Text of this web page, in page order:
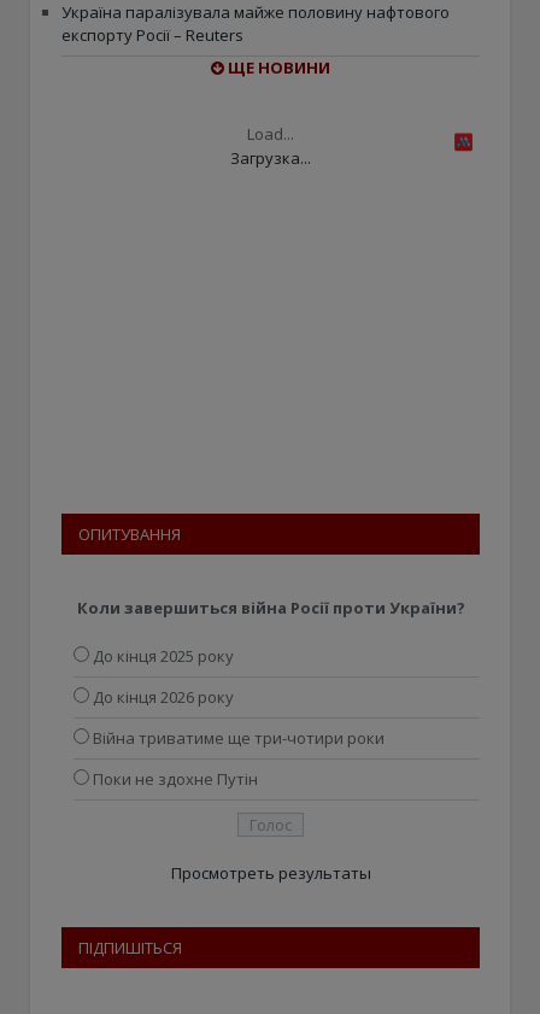
Україна паралізувала майже половину нафтового
експорту Росії – Reuters
ЩЕ НОВИНИ
Load...
Загрузка...
ОПИТУВАННЯ
Коли завершиться війна Росії проти України?
До кінця 2025 року
До кінця 2026 року
Війна триватиме ще три-чотири роки
Поки не здохне Путін
Просмотреть результаты
ПІДПИШІТЬСЯ